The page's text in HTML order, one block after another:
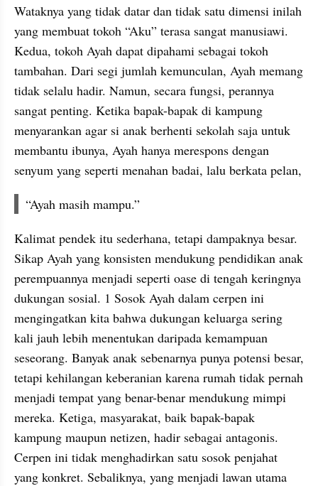
Wataknya yang tidak datar dan tidak satu dimensi inilah
yang membuat tokoh “Aku” terasa sangat manusiawi.
Kedua, tokoh Ayah dapat dipahami sebagai tokoh
tambahan. Dari segi jumlah kemunculan, Ayah memang
tidak selalu hadir. Namun, secara fungsi, perannya
sangat penting. Ketika bapak-bapak di kampung
menyarankan agar si anak berhenti sekolah saja untuk
membantu ibunya, Ayah hanya merespons dengan
senyum yang seperti menahan badai, lalu berkata pelan,
“Ayah masih mampu.”
Kalimat pendek itu sederhana, tetapi dampaknya besar.
Sikap Ayah yang konsisten mendukung pendidikan anak
perempuannya menjadi seperti oase di tengah keringnya
dukungan sosial. 1 Sosok Ayah dalam cerpen ini
mengingatkan kita bahwa dukungan keluarga sering
kali jauh lebih menentukan daripada kemampuan
seseorang. Banyak anak sebenarnya punya potensi besar,
tetapi kehilangan keberanian karena rumah tidak pernah
menjadi tempat yang benar-benar mendukung mimpi
mereka. Ketiga, masyarakat, baik bapak-bapak
kampung maupun netizen, hadir sebagai antagonis.
Cerpen ini tidak menghadirkan satu sosok penjahat
yang konkret. Sebaliknya, yang menjadi lawan utama